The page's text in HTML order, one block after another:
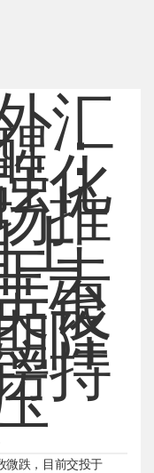
汇
：
化
推
上去
银
降
持
微跌，目前交投于